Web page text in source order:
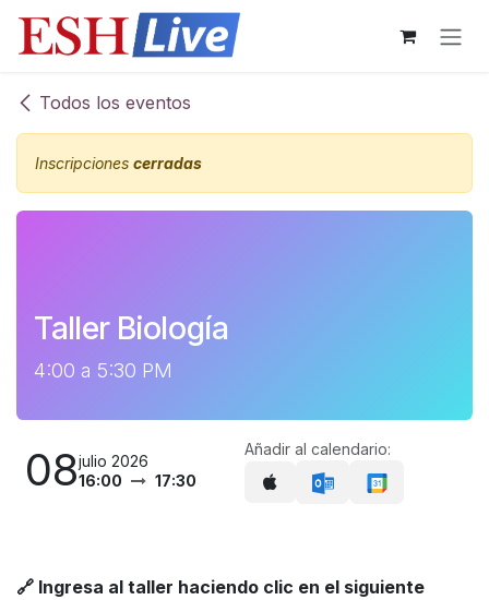
Ir al contenido
Todos los eventos
Inscripciones cerradas
Taller Biología
4:00 a 5:30 PM
08julio 2026
16:00
17:30
Añadir al calendario:
🔗 Ingresa al taller haciendo clic en el siguiente